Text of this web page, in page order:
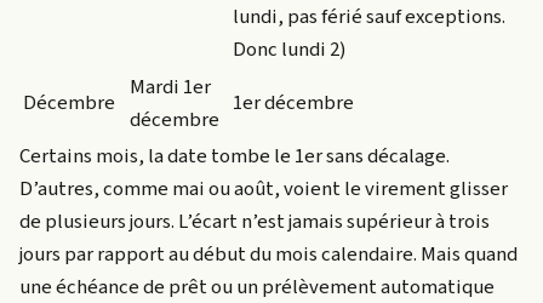
lundi, pas férié sauf exceptions.
Donc lundi 2)
Décembre
Mardi 1er
décembre
1er décembre
Certains mois, la date tombe le 1er sans décalage.
D’autres, comme mai ou août, voient le virement glisser
de plusieurs jours. L’écart n’est jamais supérieur à trois
jours par rapport au début du mois calendaire. Mais quand
une échéance de prêt ou un prélèvement automatique